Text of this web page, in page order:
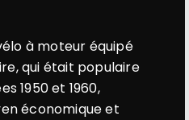
à moteur équipé
qui était populaire
1950 et 1960,
économique et